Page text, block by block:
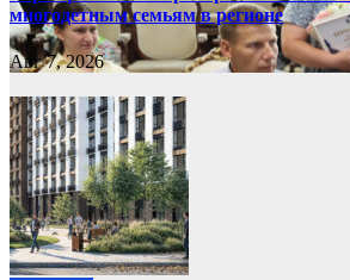
многодетным семьям в регионе
Авг 7, 2026